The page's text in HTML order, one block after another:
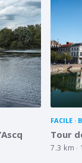
FACILE
Tour
7.3 km